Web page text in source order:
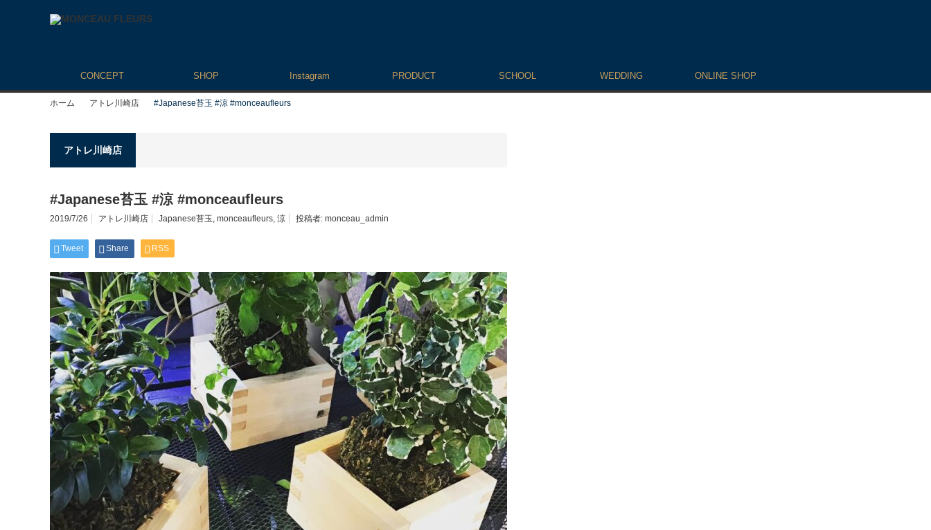
CONCEPT SHOP Instagram PRODUCT SCHOOL WEDDING ONLINE SHOP
ホーム アトレ川崎店 #Japanese苔玉 #涼 #monceaufleurs
アトレ川崎店
#Japanese苔玉 #涼 #monceaufleurs
2019/7/26 アトレ川崎店 Japanese苔玉, monceaufleurs, 涼 投稿者: monceau_admin
Tweet Share RSS